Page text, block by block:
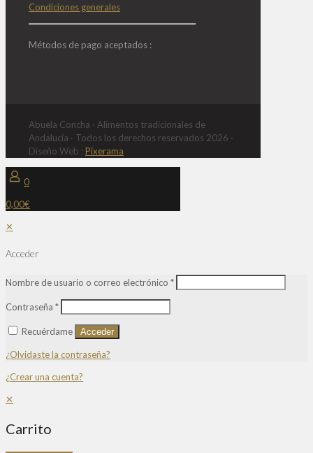
Condiciones generales
Métodos de pago aceptados :
Abuela Concha · Alimentos tradicionales de
Andalucía · Todos los derechos reservados 2026 ·
Diseño Web : Pixerama
0
0,00€
✕
Acceder
Nombre de usuario o correo electrónico *
Contraseña *
Recuérdame Acceder
¿Olvidaste la contraseña?
¿Crear una cuenta?
✕
Carrito